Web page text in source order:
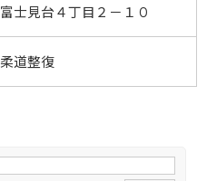
士見台４丁目２－１０
道整復